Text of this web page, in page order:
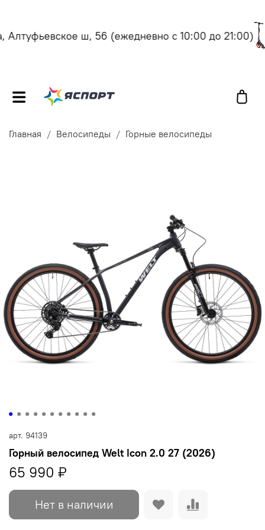
ш, 56(ежедневно с 10:00 до 21:00)
Главная Велосипеды Горные велосипеды
арт. 94139
Горный велосипед Welt Icon 2.0 27 (2026)
65 990 ₽
Нет в наличии